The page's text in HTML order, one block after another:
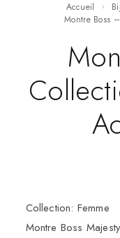
Accueil
Montre
Collection: Femme
Montre Boss Majesty